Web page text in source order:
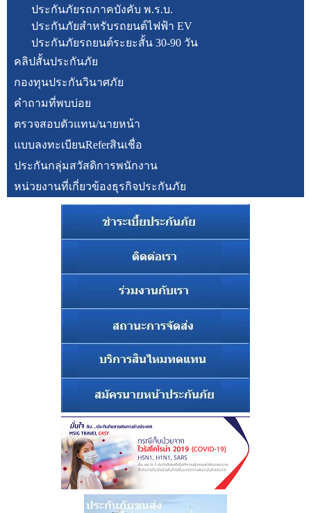
ประกันภัยรถภาคบังคับ พ.ร.บ.
ประกันภัยสำหรับรถยนต์ไฟฟ้า EV
ประกันภัยรถยนต์ระยะสั้น 30-90 วัน
คลิปสั้นประกันภัย
กองทุนประกันวินาศภัย
คำถามที่พบบ่อย
ตรวจสอบตัวแทน/นายหน้า
แบบลงทะเบียนReferสินเชื่อ
ประกันกลุ่มสวัสดิการพนักงาน
หน่วยงานที่เกี่ยวข้องธุรกิจประกันภัย